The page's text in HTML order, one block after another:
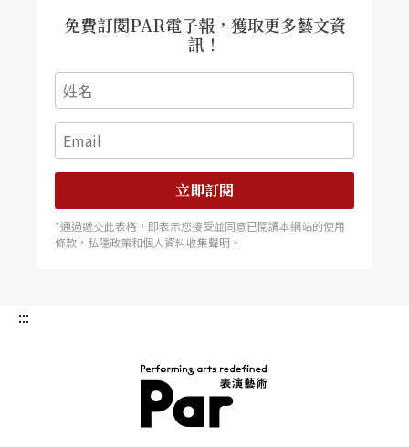
免費訂閱PAR電子報，獲取更多藝文資
訊！
立即訂閱
*通過遞交此表格，即表示您接受並同意已閱讀本網站的使用
條款，私隱政策和個人資料收集聲明。
:::